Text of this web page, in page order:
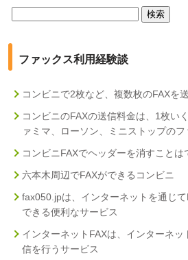
ファックス利用経験談
コンビニで2枚など、複数枚のFAXを
コンビニのFAXの送信料金は、1枚い
ァミマ、ローソン、ミニストップの
コンビニFAXでヘッダーを消すことは
六本木周辺でFAXができるコンビニ
fax050.jpは、インターネットを通じ
できる便利なサービス
インターネットFAXは、インターネッ
信を行うサービス